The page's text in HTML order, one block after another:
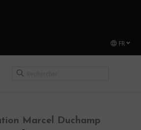
FR
Marcel Duchamp